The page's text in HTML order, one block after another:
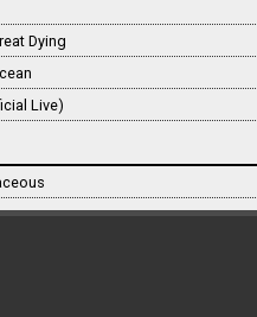
Dying
Live)